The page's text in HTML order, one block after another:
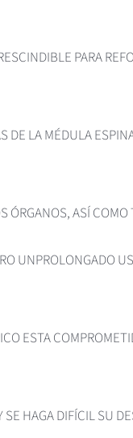
PARA
DE LA MÉDULA
ÓRGANOS, ASÍ
UNPROLONGADO
ESTA
HAGA DIFÍCIL SU